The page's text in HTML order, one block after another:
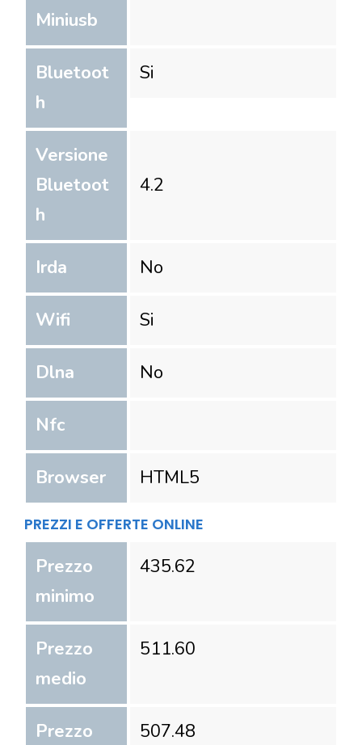
Miniusb
Bluetoot
h
Si
Versione
Bluetoot
h
4.2
Irda No
Wifi Si
Dlna No
Nfc
Browser HTML5
PREZZI E OFFERTE ONLINE
Prezzo
minimo
435.62
Prezzo
medio
511.60
Prezzo
507.48